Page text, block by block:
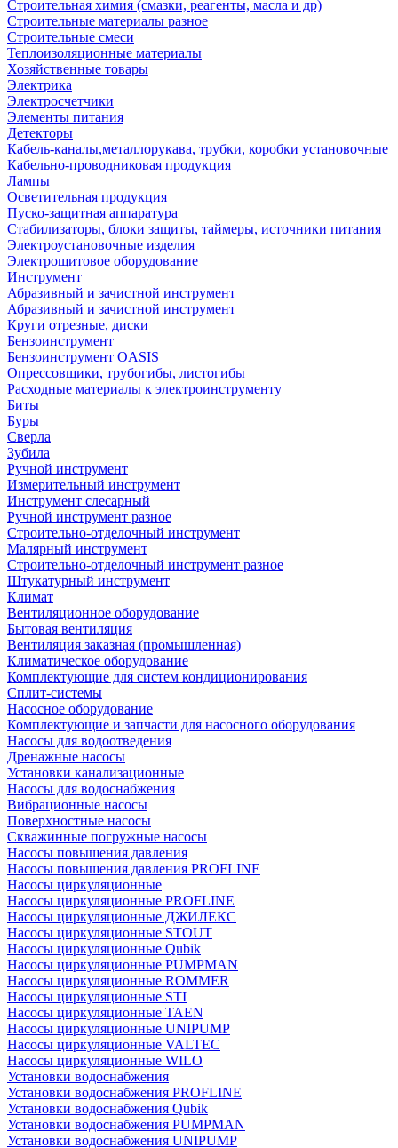
Строительная химия (смазки, реагенты, масла и др)
Строительные материалы разное
Строительные смеси
Теплоизоляционные материалы
Хозяйственные товары
Электрика
Электросчетчики
Элементы питания
Детекторы
Кабель-каналы,металлорукава, трубки, коробки установочные
Кабельно-проводниковая продукция
Лампы
Осветительная продукция
Пуско-защитная аппаратура
Стабилизаторы, блоки защиты, таймеры, источники питания
Электроустановочные изделия
Электрощитовое оборудование
Инструмент
Абразивный и зачистной инструмент
Абразивный и зачистной инструмент
Круги отрезные, диски
Бензоинструмент
Бензоинструмент OASIS
Опрессовщики, трубогибы, листогибы
Расходные материалы к электроинструменту
Биты
Буры
Сверла
Зубила
Ручной инструмент
Измерительный инструмент
Инструмент слесарный
Ручной инструмент разное
Строительно-отделочный инструмент
Малярный инструмент
Строительно-отделочный инструмент разное
Штукатурный инструмент
Климат
Вентиляционное оборудование
Бытовая вентиляция
Вентиляция заказная (промышленная)
Климатическое оборудование
Комплектующие для систем кондиционирования
Сплит-системы
Насосное оборудование
Комплектующие и запчасти для насосного оборудования
Насосы для водоотведения
Дренажные насосы
Установки канализационные
Насосы для водоснабжения
Вибрационные насосы
Поверхностные насосы
Скважинные погружные насосы
Насосы повышения давления
Насосы повышения давления PROFLINE
Насосы циркуляционные
Насосы циркуляционные PROFLINE
Насосы циркуляционные ДЖИЛЕКС
Насосы циркуляционные STOUT
Насосы циркуляционные Qubik
Насосы циркуляционные PUMPMAN
Насосы циркуляционные ROMMER
Насосы циркуляционные STI
Насосы циркуляционные TAEN
Насосы циркуляционные UNIPUMP
Насосы циркуляционные VALTEC
Насосы циркуляционные WILO
Установки водоснабжения
Установки водоснабжения PROFLINE
Установки водоснабжения Qubik
Установки водоснабжения PUMPMAN
Установки водоснабжения UNIPUMP